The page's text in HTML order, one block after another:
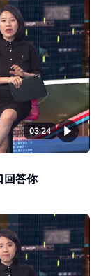
03:24
回答你